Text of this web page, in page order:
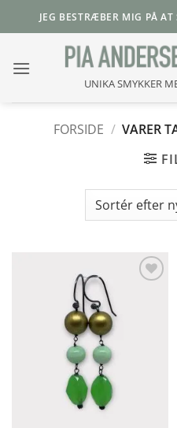
JEG BESTRÆBER MIG PÅ
UNIKA SMYKKER
FORSIDE / VARER